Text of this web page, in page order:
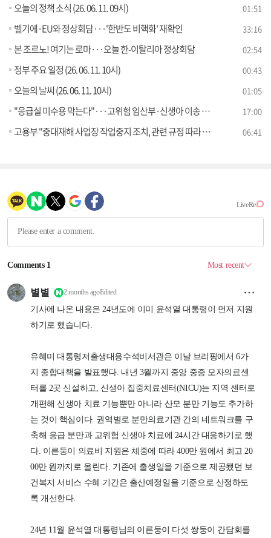
오늘의 정책 소식 (26. 06. 11. 09시) 01:51
벨기에·EU와 정상회담···'한반도 비핵화' 재확인 33:16
본 조르노! 여기는 로마···오늘 한-이탈리아 정상회담 02:54
정부 주요 일정 (26. 06. 11. 10시) 00:43
오늘의 날씨 (26. 06. 11. 10시) 01:05
"응급실 미수용 막는다"···고위험 임산부·신생아 이송 체계 강화 17:00
고용부 "중대재해 사업장 작업중지 조치, 관련 규정 따라 철저히 운영" [정책 바로보기] 06:41